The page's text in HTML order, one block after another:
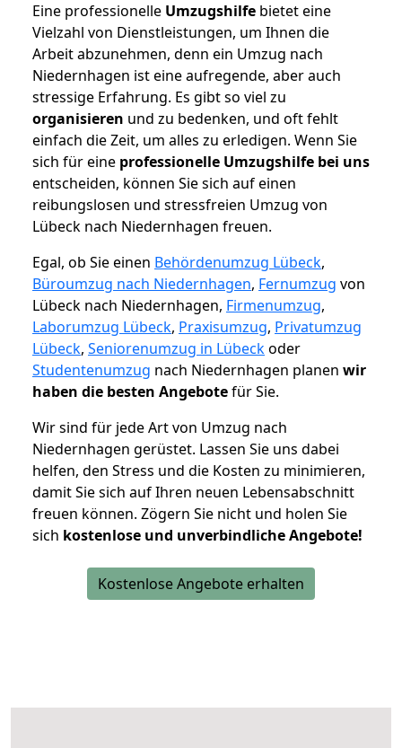
Eine professionelle Umzugshilfe bietet eine
Vielzahl von Dienstleistungen, um Ihnen die
Arbeit abzunehmen, denn ein Umzug nach
Niedernhagen ist eine aufregende, aber auch
stressige Erfahrung. Es gibt so viel zu
organisieren und zu bedenken, und oft fehlt
einfach die Zeit, um alles zu erledigen. Wenn Sie
sich für eine professionelle Umzugshilfe bei uns
entscheiden, können Sie sich auf einen
reibungslosen und stressfreien Umzug von
Lübeck nach Niedernhagen freuen.
Egal, ob Sie einen Behördenumzug Lübeck,
Büroumzug nach Niedernhagen, Fernumzug von
Lübeck nach Niedernhagen, Firmenumzug,
Laborumzug Lübeck, Praxisumzug, Privatumzug
Lübeck, Seniorenumzug in Lübeckoder
Studentenumzug nach Niedernhagen planen wir
haben die besten Angebotefür Sie.
Wir sind für jede Art von Umzug nach
Niedernhagen gerüstet. Lassen Sie uns dabei
helfen, den Stress und die Kosten zu minimieren,
damit Sie sich auf Ihren neuen Lebensabschnitt
freuen können. Zögern Sie nicht und holen Sie
sich kostenlose und unverbindliche Angebote!
Kostenlose Angebote erhalten